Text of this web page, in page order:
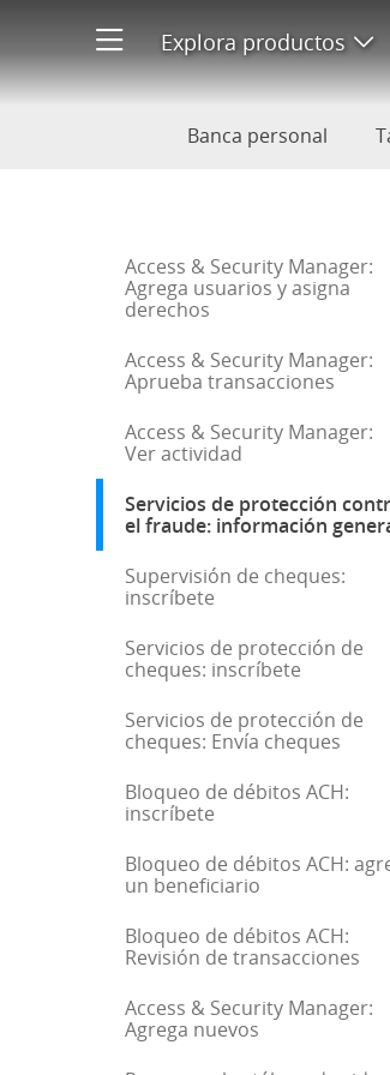
Explora productos
Servicios de
Banca personal
Inicio de la barra lateral
Access & Security Manager:
Agrega usuarios y asigna
derechos
Access & Security Manager:
Aprueba transacciones
Access & Security Manager:
Ver actividad
Servicios de protección
el fraude: información
Supervisión de cheques:
inscríbete
Servicios de protección de
cheques: inscríbete
Servicios de protección de
cheques: Envía cheques
Bloqueo de débitos ACH:
inscríbete
Bloqueo de débitos ACH:
un beneficiario
Bloqueo de débitos ACH:
Revisión de transacciones
Access & Security Manager:
Agrega nuevos